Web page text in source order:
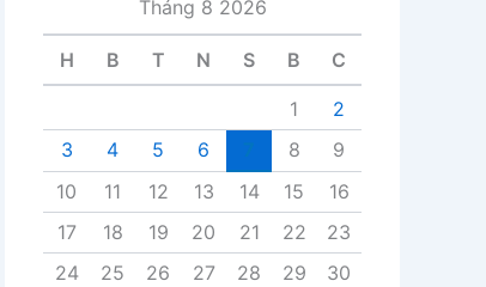
ế
Tháng 8 2026
H B T N S B C
1
2
3
4 5 6 8
9
10
11 12 13 14 15
16
17
18 19 20 21 22
23
24
25 26 27 28 29
30